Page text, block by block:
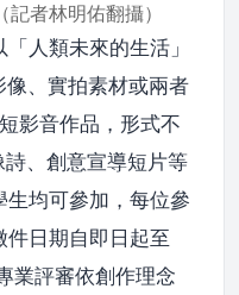
者林明佑翻攝）
人類未來的生活」
、實拍素材或兩者
影音作品，形式不
、創意宣導短片等
生均可參加，每位參
日期自即日起至
業評審依創作理念